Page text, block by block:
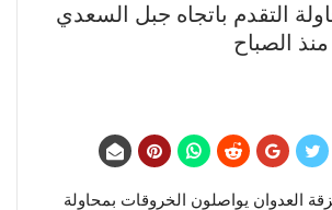
التقدم باتجاه جبل السعدي
الصباح
العدوان يواصلون الخروقات بمحاولة